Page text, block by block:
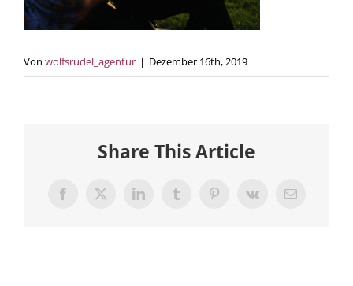
Von wolfsrudel_agentur | Dezember 16th, 2019
Share This Article
Facebook
X LinkedInTumblrPinterestVk
E-